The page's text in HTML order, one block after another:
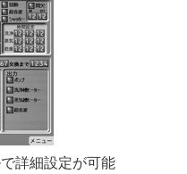
詳細設定が可能